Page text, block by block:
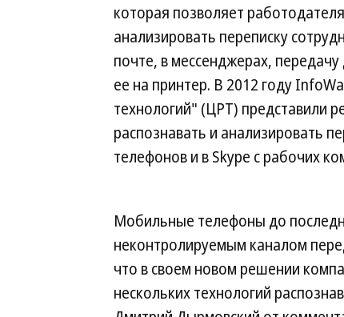
которая позволяет
анализировать переписку
почте, в мессенджерах,
ее на принтер. В 2012 году
технологий" (ЦРТ) представили
распознавать и анализировать
телефонов и в Skype с рабочих
Мобильные телефоны до
неконтролируемым каналом
что в своем новом решении
нескольких технологий